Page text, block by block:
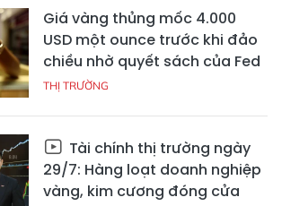
Giá vàng thủng mốc 4.000
USD một ounce trước khi đảo
chiều nhờ quyết sách của Fed
THỊ TRƯỜNG
Tài chính thị trường ngày
29/7: Hàng loạt doanh nghiệp
vàng, kim cương đóng cửa